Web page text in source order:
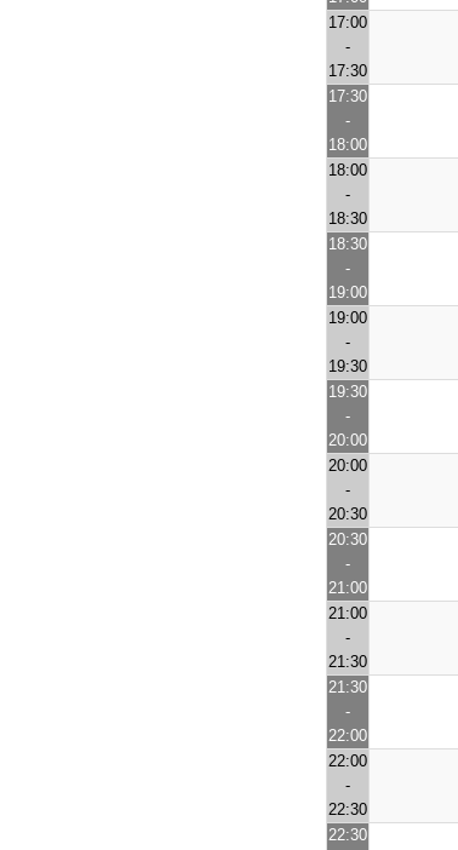
17:00
-
17:30
17:30
-
18:00
18:00
-
18:30
18:30
-
19:00
19:00
-
19:30
19:30
-
20:00
20:00
-
20:30
20:30
-
21:00
21:00
-
21:30
21:30
-
22:00
22:00
-
22:30
22:30